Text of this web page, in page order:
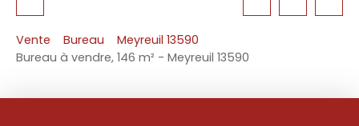
Vente Bureau
Meyreuil 13590
Bureau à vendre, 146 m² - Meyreuil 13590